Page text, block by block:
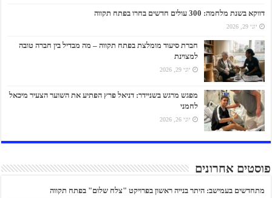
דווקא בשנת מלחמה: 300 עולים חדשים בחרו בפתח תקווה
יוני 29, 2026
חברת סיעוד מומלצת בפתח תקווה – מה מבדיל בין חברה טובה
למצוינת
יוני 29, 2026
מפגש מרגש בשניידר: דניאל פרץ הפתיע את השוער הצעיר מיכאל
לחמני
יוני 26, 2026
פוסטים אחרונים
מתחדשים בעמישב: היתר בנייה ראשון בפרויקט "צלח שלום" בפתח תקווה